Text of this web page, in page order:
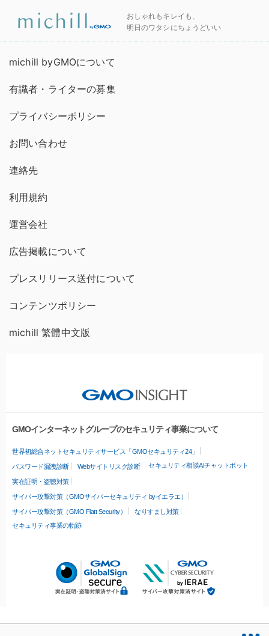
おしゃれもキレイも、
明日のワタシにちょうどいい
michill byGMOについて
有識者・ライターの募集
プライバシーポリシー
お問い合わせ
連絡先
利用規約
運営会社
広告掲載について
プレスリリース送付について
コンテンツポリシー
michill 繁體中文版
GMOインターネットグループのセキュリティ事業について
世界初総合ネットセキュリティサービス「GMOセキュリティ24」
パスワード漏洩診断 Webサイトリスク診断 セキュリティ相談AIチャットボット
実在証明・盗聴対策
サイバー攻撃対策（GMOサイバーセキュリティ byイエラエ）
サイバー攻撃対策（GMO Flatt Security）
なりすまし対策
セキュリティ事業の軌跡